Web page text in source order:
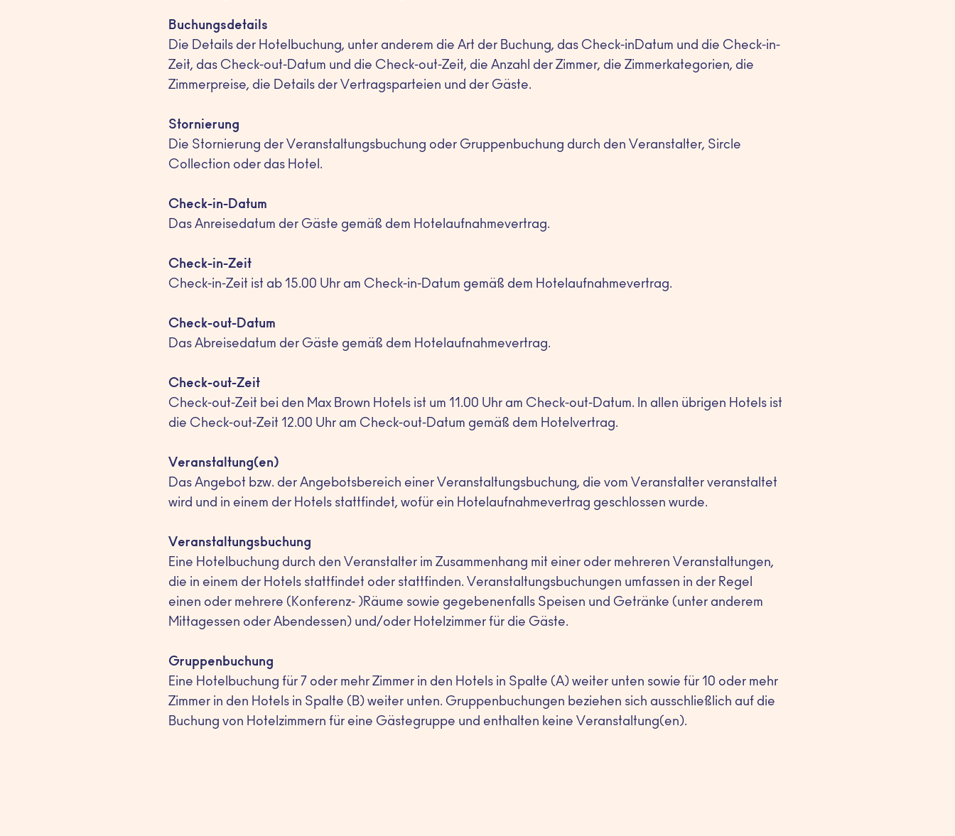
Buchungsdetails
Die Details der Hotelbuchung, unter anderem die Art der Buchung, das Check-inDatum und die Check-in-
Zeit, das Check-out-Datum und die Check-out-Zeit, die Anzahl der Zimmer, die Zimmerkategorien, die
Zimmerpreise, die Details der Vertragsparteien und der Gäste.
Stornierung
Die Stornierung der Veranstaltungsbuchung oder Gruppenbuchung durch den Veranstalter, Sircle
Collection oder das Hotel.
Check-in-Datum
Das Anreisedatum der Gäste gemäß dem Hotelaufnahmevertrag.
Check-in-Zeit
Check-in-Zeit ist ab 15.00 Uhr am Check-in-Datum gemäß dem Hotelaufnahmevertrag.
Check-out-Datum
Das Abreisedatum der Gäste gemäß dem Hotelaufnahmevertrag.
Check-out-Zeit
Check-out-Zeit bei den Max Brown Hotels ist um 11.00 Uhr am Check-out-Datum. In allen übrigen Hotels ist
die Check-out-Zeit 12.00 Uhr am Check-out-Datum gemäß dem Hotelvertrag.
Veranstaltung(en)
Das Angebot bzw. der Angebotsbereich einer Veranstaltungsbuchung, die vom Veranstalter veranstaltet
wird und in einem der Hotels stattfindet, wofür ein Hotelaufnahmevertrag geschlossen wurde.
Veranstaltungsbuchung
Eine Hotelbuchung durch den Veranstalter im Zusammenhang mit einer oder mehreren Veranstaltungen,
die in einem der Hotels stattfindet oder stattfinden. Veranstaltungsbuchungen umfassen in der Regel
einen oder mehrere (Konferenz- )Räume sowie gegebenenfalls Speisen und Getränke (unter anderem
Mittagessen oder Abendessen) und/oder Hotelzimmer für die Gäste.
Gruppenbuchung
Eine Hotelbuchung für 7 oder mehr Zimmer in den Hotels in Spalte (A) weiter unten sowie für 10 oder mehr
Zimmer in den Hotels in Spalte (B) weiter unten. Gruppenbuchungen beziehen sich ausschließlich auf die
Buchung von Hotelzimmern für eine Gästegruppe und enthalten keine Veranstaltung(en).